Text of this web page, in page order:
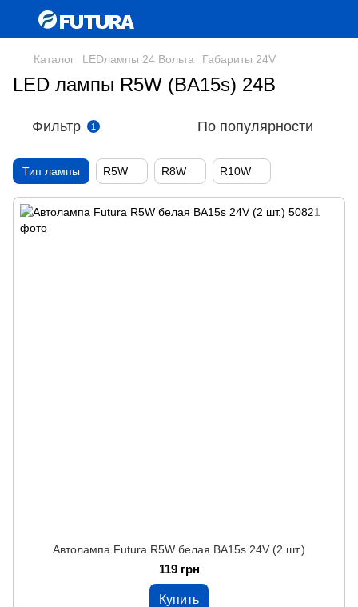
Каталог LEDлампы 24 Вольта Габариты 24V
LED лампы R5W (BA15s) 24В
Фильтр 1 По популярности
Тип лампы R5W R8W R10W
Автолампа Futura R5W белая BA15s 24V (2 шт.)
119 грн
Купить